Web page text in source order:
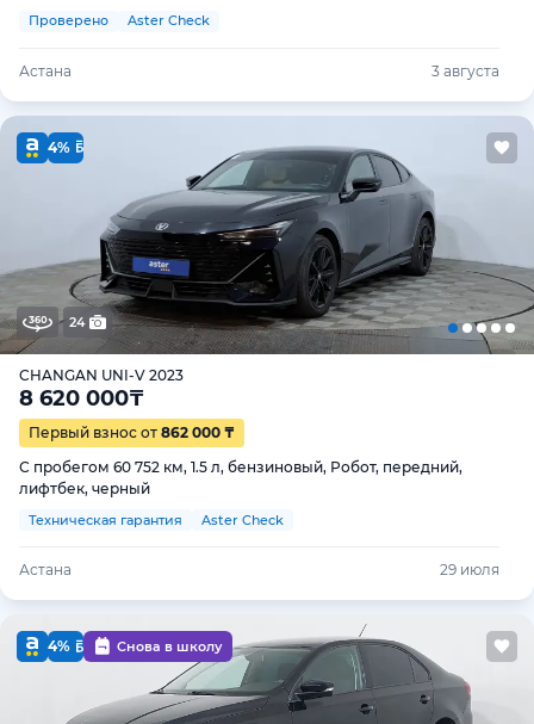
Проверено Aster Check
Астана 3 августа
4%
24
CHANGAN UNI-V 2023
8 620 000₸
Первый взнос от 862 000 ₸
С пробегом 60 752 км, 1.5 л, бензиновый, Робот, передний,
лифтбек, черный
Техническая гарантия Aster Check
Астана 29 июля
4% Снова в школу